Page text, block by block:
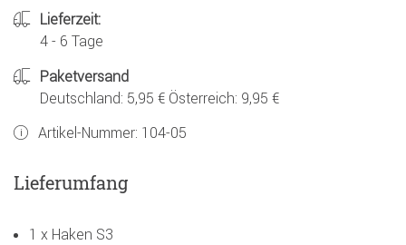
Lieferzeit:
4 - 6 Tage
Paketversand
Deutschland: 5,95 € Österreich: 9,95 €
Artikel-Nummer: 104-05
Lieferumfang
1 x Haken S3